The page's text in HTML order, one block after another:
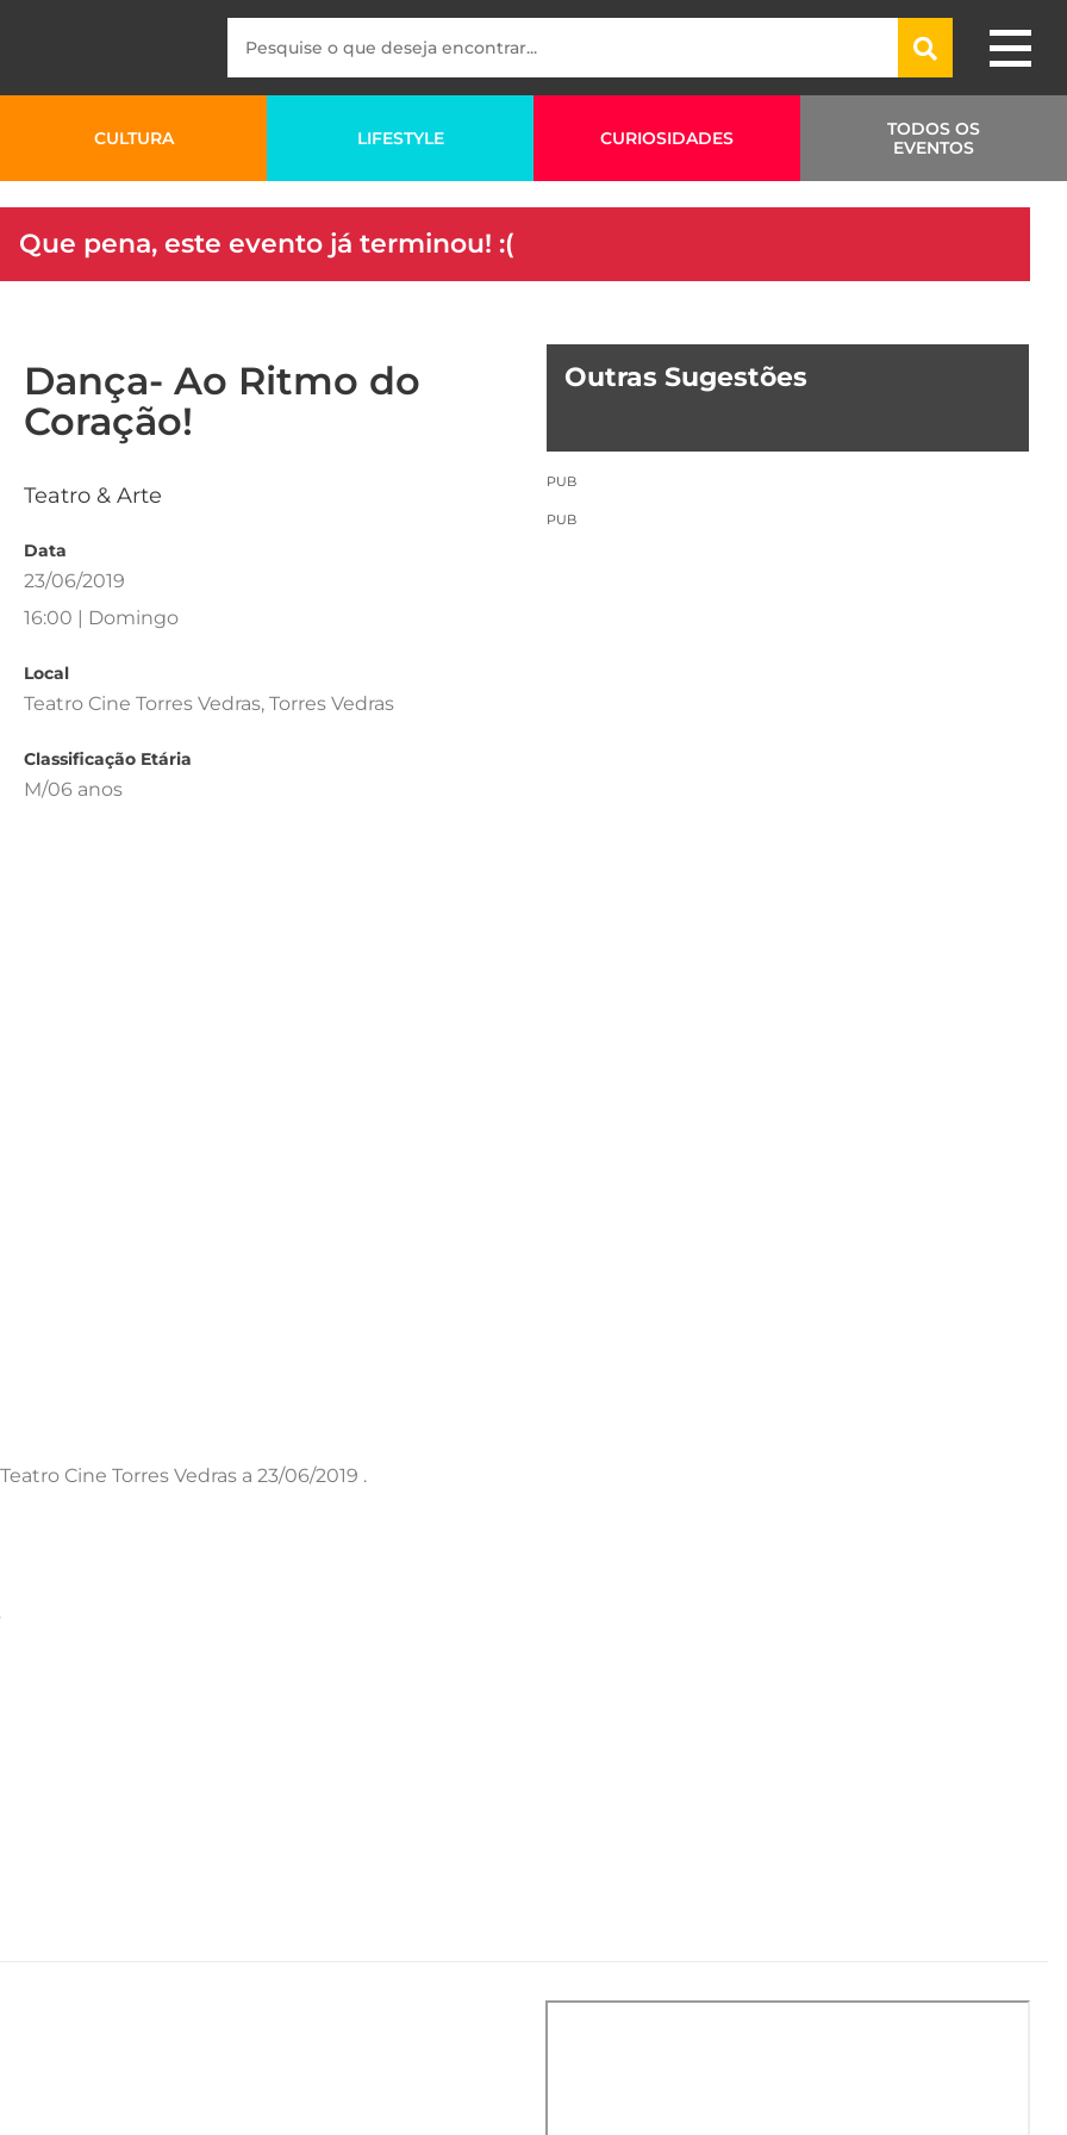
CULTURA LIFESTYLE CURIOSIDADES
TODOS OS
EVENTOS
Que pena, este evento já terminou! :(
Dança- Ao Ritmo do
Coração!
Teatro & Arte
Data
23/06/2019
16:00 | Domingo
Local
Teatro Cine Torres Vedras, Torres Vedras
Classificação Etária
M/06 anos
Cine Torres Vedras a 23/06/2019 .
Outras Sugestões
PUB
PUB